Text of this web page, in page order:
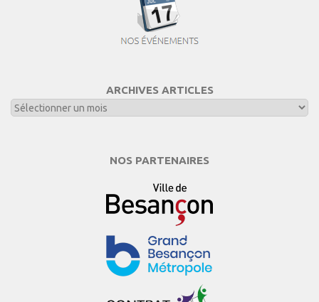
ARCHIVES ARTICLES
NOS PARTENAIRES